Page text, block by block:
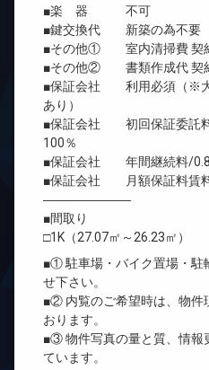
■楽 器 不可
■鍵交換代 新築の為不要
■その他① 室内清掃費 契約
■その他② 書類作成代 契約
■保証会社 利用必須（※大
あり）
■保証会社 初回保証委託
100％
■保証会社 年間継続料/0.8
■保証会社 月額保証料賃
―――――――
■間取り
□1K（27.07㎡～26.23㎡）
■① 駐車場・バイク置場・駐
せ下さい。
■② 内覧のご希望時は、物件
おります。
■③ 物件写真の量と質、情報
ています。